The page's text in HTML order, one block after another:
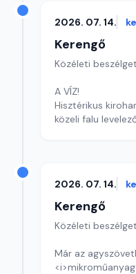
2026. 07. 14.
Kerengő
Közéleti
A VÍZ!
Hisztérikus
közeli falu
2026. 07. 14.
Kerengő
Közéleti
Már az